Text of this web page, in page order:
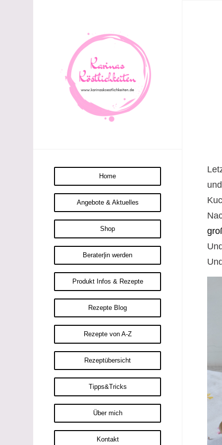
Home
Angebote & Aktuelles
Shop
Berater|in werden
Produkt Infos & Rezepte
Rezepte Blog
Rezepte von A-Z
Rezeptübersicht
Tipps&Tricks
Über mich
Kontakt